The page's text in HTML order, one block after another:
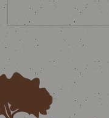
Ambalaj:
veya streç filmle
Tüketim Süresi:
tüketilmesi önerilir.
Besin Değerleri
Besin Değerleri
Enerji: 197 kcal